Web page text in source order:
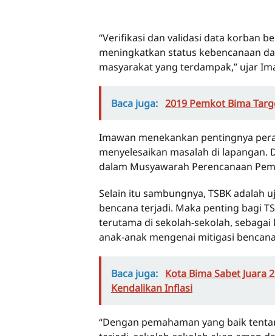
“Verifikasi dan validasi data korban
meningkatkan status kebencanaan
masyarakat yang terdampak,” ujar
Baca juga: 2019 Pemkot Bima
Imawan menekankan pentingnya
menyelesaikan masalah di
dalam Musyawarah Perencanaan
Selain itu sambungnya, TSBK
bencana terjadi. Maka penting bagi
terutama di sekolah-sekolah,
anak-anak mengenai mitigasi
Baca juga: Kota Bima Sabet Juara
Kendalikan Inflasi
“Dengan pemahaman yang baik